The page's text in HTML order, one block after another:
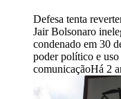
Defesa tenta
Jair Bolsonaro
condenado em 30
poder político e
comunicaçãoHá 2